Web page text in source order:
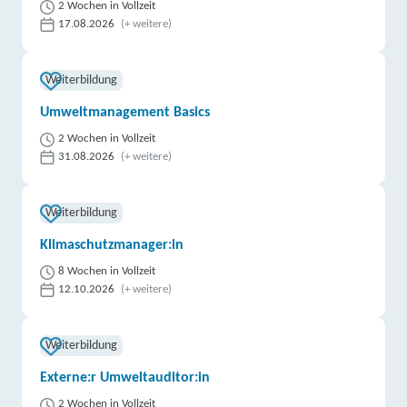
2 Wochen in Vollzeit
17.08.2026
(+ weitere)
Weiterbildung
Umweltmanagement Basics
2 Wochen in Vollzeit
31.08.2026
(+ weitere)
Weiterbildung
Klimaschutzmanager:in
8 Wochen in Vollzeit
12.10.2026
(+ weitere)
Weiterbildung
Externe:r Umweltauditor:in
2 Wochen in Vollzeit